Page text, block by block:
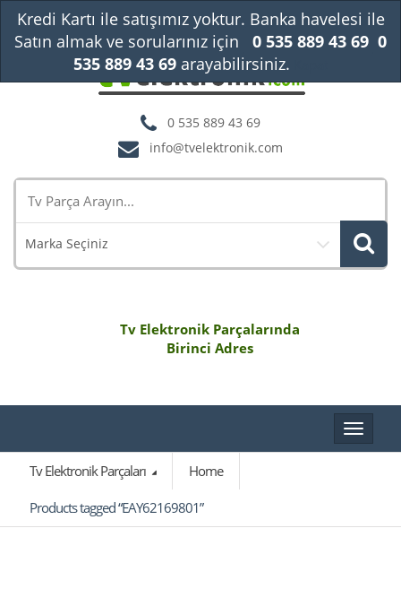
0 535 889 43 69
info@tvelektronik.com
Marka Seçiniz
Tv Elektronik Parçalarında
Birinci Adres
Toggle
Tv Elektronik Parçaları
Home
Products tagged “EAY62169801”
Kredi Kartı ile satışımız yoktur. Banka havelesi ile
Satın almak ve sorularınız için
0 535 889 43 69 0
535 889 43 69arayabilirsiniz.